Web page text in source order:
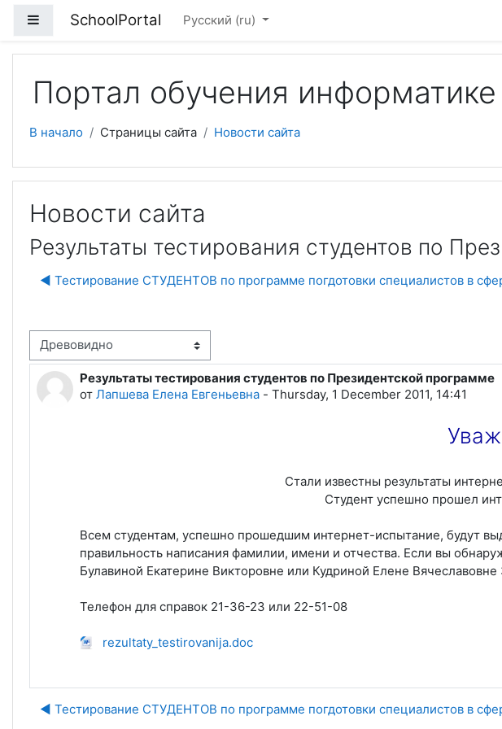
Боковая панель
SchoolPortal Русский ‎(ru)‎
Портал обучения
В начало Страницы сайта Новости сайта
Новости сайта
Результаты тестирования студентов по
◀︎ Тестирование СТУДЕНТОВ по программе погдотовки специалистов в
отображения
Результаты тестирования студентов по Президентской программе
от Лапшева Елена Евгеньевна - Thursday, 1 December 2011, 14:41
Количество ответов: 0
Стали известны результаты
Студент успешно прошел
Всем студентам, успешно прошедшим интернет-испытание, будут
правильность написания фамилии, имени и отчества. Если вы
Булавиной Екатерине Викторовне или Кудриной Елене Вячеславовне
Телефон для справок 21-36-23 или 22-51-08
rezultaty_testirovanija.doc
◀︎ Тестирование СТУДЕНТОВ по программе погдотовки специалистов в